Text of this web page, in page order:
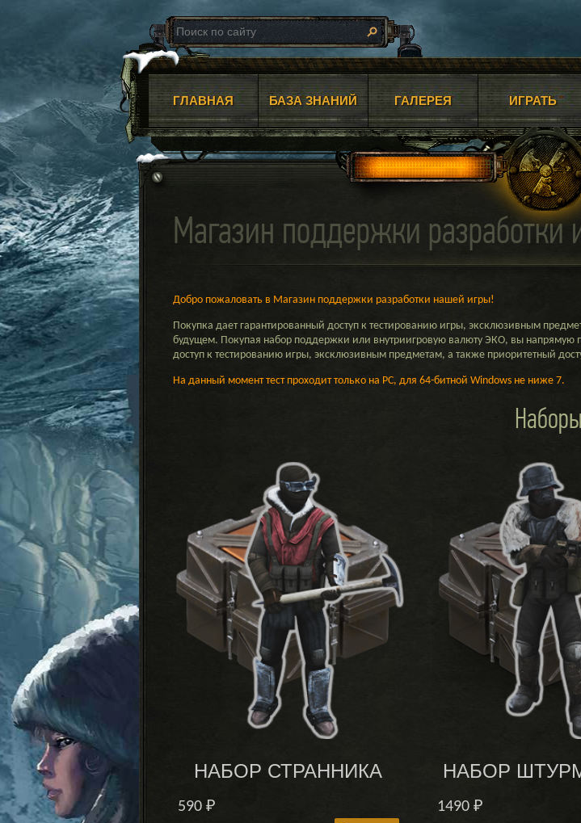
ГЛАВНАЯ БАЗА ЗНАНИЙ ГАЛЕРЕЯ ИГРАТЬ
Магазин поддержки
Добро пожаловать в Магазин поддержки разработки нашей игры!
Покупка дает гарантированный доступ к тестированию игры, эксклюзивным
будущем. Покупая набор поддержки или внутриигровую валюту ЭКО, вы напрямую
доступ к тестированию игры, эксклюзивным предметам, а также приоритетный
На данный момент тест проходит только на PC, для 64-битной Windows не ниже 7.
Наборы
НАБОР СТРАННИКА
590 ₽
НАБОР
1490₽